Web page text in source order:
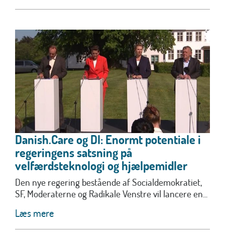
Danish.Care og DI: Enormt potentiale i
regeringens satsning på
velfærdsteknologi og hjælpemidler
Den nye regering bestående af Socialdemokratiet,
SF, Moderaterne og Radikale Venstre vil lancere en...
Læs mere